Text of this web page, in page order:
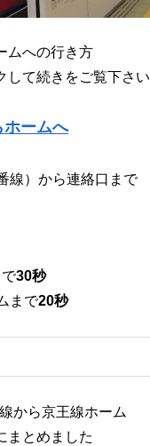
ムへの行き方
して続きをご覧下さい
ホームへ
線）から連絡口まで
30秒
まで20秒
から京王線ホーム
まとめました